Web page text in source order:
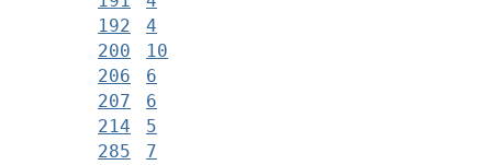
192
4
200
10
206
6
207
6
214
5
285
7